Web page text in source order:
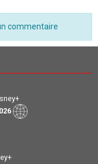
commentaire